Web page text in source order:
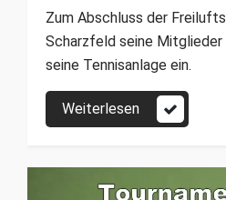
Zum Abschluss der
Scharzfeld seine Mitglieder
seine Tennisanlage ein.
Weiterlesen